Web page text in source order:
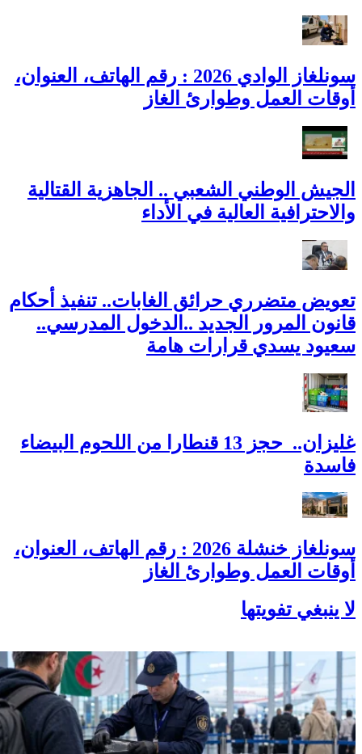
سونلغاز الوادي 2026 : رقم الهاتف، العنوان،
أوقات العمل وطوارئ الغاز
الجيش الوطني الشعبي .. الجاهزية القتالية
والاحترافية العالية في الأداء
تعويض متضرري حرائق الغابات.. تنفيذ أحكام
قانون المرور الجديد ..الدخول المدرسي..
سعيود يسدي قرارات هامة
غليزان.. حجز 13 قنطارا من اللحوم البيضاء
فاسدة
سونلغاز خنشلة 2026 : رقم الهاتف، العنوان،
أوقات العمل وطوارئ الغاز
لا ينبغي تفويتها